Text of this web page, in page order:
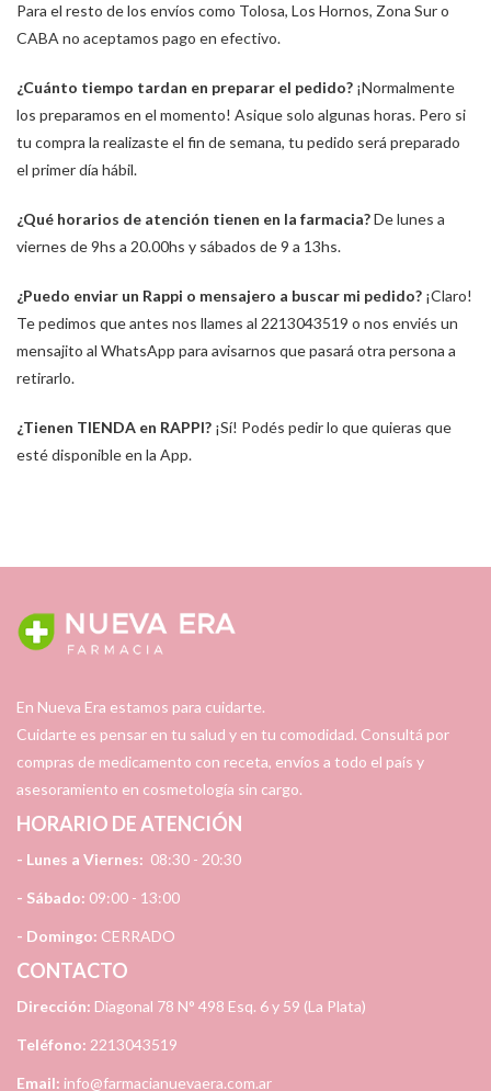
Para el resto de los envíos como Tolosa, Los Hornos, Zona Sur o
CABA no aceptamos pago en efectivo.
¿Cuánto tiempo tardan en preparar el pedido? ¡Normalmente
los preparamos en el momento! Asique solo algunas horas. Pero si
tu compra la realizaste el fin de semana, tu pedido será preparado
el primer día hábil.
¿Qué horarios de atención tienen en la farmacia?De lunes a
viernes de 9hs a 20.00hs y sábados de 9 a 13hs.
¿Puedo enviar un Rappi o mensajero a buscar mi pedido? ¡Claro!
Te pedimos que antes nos llames al 2213043519 o nos enviés un
mensajito al WhatsApp para avisarnos que pasará otra persona a
retirarlo.
¿Tienen TIENDA en RAPPI? ¡Sí! Podés pedir lo que quieras que
esté disponible en la App.
En Nueva Era estamos para cuidarte.
Cuidarte es pensar en tu salud y en tu comodidad. Consultá por
compras de medicamento con receta, envíos a todo el país y
asesoramiento en cosmetología sin cargo.
HORARIO DE ATENCIÓN
- Lunes a Viernes: 08:30 - 20:30
- Sábado: 09:00 - 13:00
- Domingo: CERRADO
CONTACTO
Dirección: Diagonal 78 N° 498 Esq. 6 y 59 (La Plata)
Teléfono: 2213043519
Email: info@farmacianuevaera.com.ar